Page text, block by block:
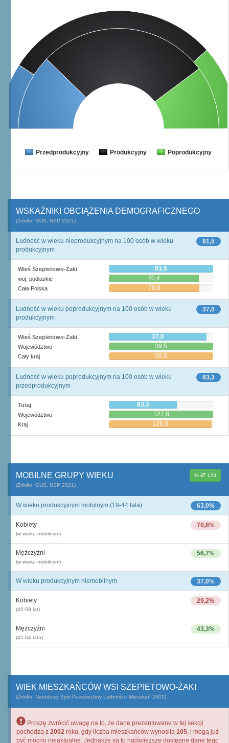
Przedprodukcyjny Produkcyjny Poprodukcyjny
WSKAŹNIKI OBCIĄŻENIA DEMOGRAFICZNEGO
(Źródło: GUS, NSP 2021)
81,5
Ludność w wieku nieprodukcyjnym na 100 osób w wieku
produkcyjnym
Wieś Szepietowo-Żaki 81,5
woj. podlaskie 70,4
Cała Polska 70,8
37,0
Ludność w wieku poprodukcyjnym na 100 osób w wieku
produkcyjnym
Wieś Szepietowo-Żaki 37,0
Województwo 39,5
Cały kraj 39,5
83,3
Ludność w wieku poprodukcyjnym na 100 osób w wieku
przedprodukcyjnym
Tutaj 83,3
Województwo 127,8
Kraj 126,0
% 123
MOBILNE GRUPY WIEKU
(Źródło: GUS, NSP 2021)
63,0%
W wieku produkcyjnym mobilnym (18-44 lata)
70,8%
Kobiety
(w wieku mobilnym)
56,7%
Mężczyźni
(w wieku mobilnym)
37,0%
W wieku produkcyjnym niemobilnym
29,2%
Kobiety
(45-59 lat)
43,3%
Mężczyźni
(45-64 lata)
WIEK MIESZKAŃCÓW WSI SZEPIETOWO-ŻAKI
(Źródło: Narodowy Spis Powszechny Ludności i Mieszkań 2002)
Proszę zwrócić uwagę na to, że dane prezentowane w tej sekcji
pochodzą z 2002 roku, gdy liczba mieszkańców wynosiła 105, i mogą już
być mocno nieaktualne. Jednakże są to najświeższe dostępne dane tego